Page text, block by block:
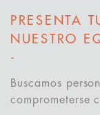
PRESENTA
NUESTRO
-
Buscamos
comprometerse